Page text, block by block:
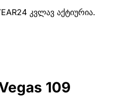
კვლავ აქტიურია.
109